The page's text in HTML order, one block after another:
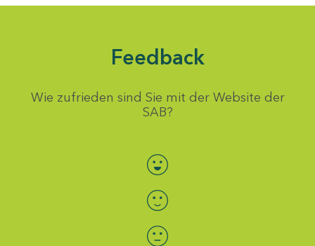
Feedback
Wie zufrieden sind Sie mit der Website der
SAB?
Bewertung auswählen